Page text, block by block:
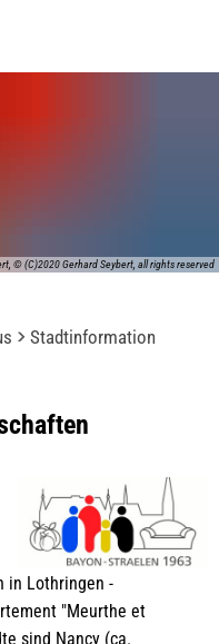
© (C)2020 Gerhard Seybert, all rights reserved
Stadtinformation
in Lothringen -
"Meurthe et
sind Nancy (ca.